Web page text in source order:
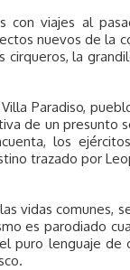
con viajes al
nuevos de la
la
Paradiso,
de un presunto
los
trazado por
vidas comunes,
es parodiado
puro lenguaje de